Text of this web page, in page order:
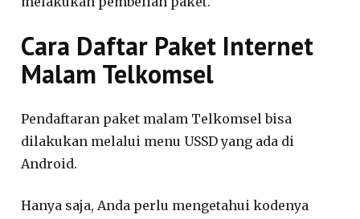
Cara Daftar Paket Internet
Malam Telkomsel
Pendaftaran paket malam Telkomsel bisa
dilakukan melalui menu USSD yang ada di
Android.
Hanya saja, Anda perlu mengetahui kodenya